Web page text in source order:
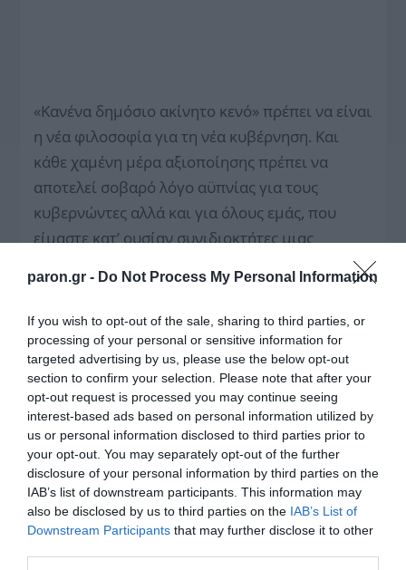
paron.gr - Do Not Process My Personal Information
If you wish to opt-out of the sale, sharing to third parties, or
processing of your personal or sensitive information for
targeted advertising by us, please use the below opt-out
section to confirm your selection. Please note that after your
opt-out request is processed you may continue seeing
interest-based ads based on personal information utilized by
us or personal information disclosed to third parties prior to
your opt-out. You may separately opt-out of the further
disclosure of your personal information by third parties on the
IAB’s list of downstream participants. This information may
also be disclosed by us to third parties on the IAB’s List of
Downstream Participants that may further disclose it to other
«Κανένα δημόσιο ακίνητο κενό» πρέπει να είναι
η νέα φιλοσοφία για τη νέα κυβέρνηση. Και
κάθε χαμένη μέρα αξιοποίησης πρέπει να
αποτελεί σοβαρό λόγο αϋπνίας για τους
κυβερνώντες αλλά και για όλους εμάς, που
είμαστε κατ’ ουσίαν συνιδιοκτήτες μιας
«κάθεται» απαξιωμένη. Είναι ένα μεγάλο,
κρίσιμο στοίχημα για την Ελλάδα.
ΤΟ ΠΑΡΟΝ
Κακή εβδομάδα για τις
ελληνικές ομάδες –
Κλασικός
Δεκαπενταύγουστος
με ηλιοφάνεια, υψηλές